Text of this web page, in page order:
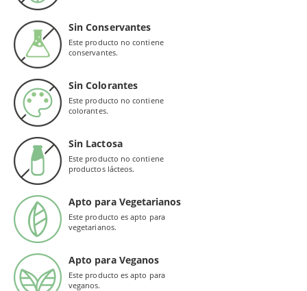
Sin Conservantes
Este producto no contiene
conservantes.
Sin Colorantes
Este producto no contiene
colorantes.
Sin Lactosa
Este producto no contiene
productos lácteos.
Apto para Vegetarianos
Este producto es apto para
vegetarianos.
Apto para Veganos
Este producto es apto para
veganos.